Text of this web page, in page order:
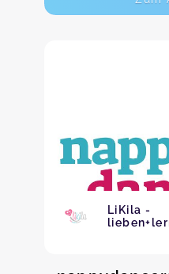
LiKila -